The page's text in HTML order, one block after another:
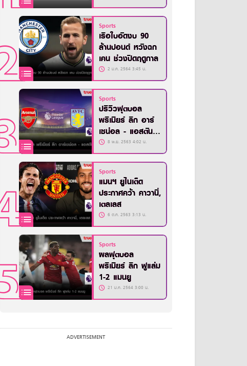
Sports
เรือใบอัดงบ 90
ล้านปอนด์ หวังฉก
เคน ช่วงปิดฤดูกาล
2 ม.ค. 2564 3:45 น.
Sports
ปรีวิวฟุตบอล
พรีเมียร์ ลีก อาร์
เซน่อล - แอสตัน
วิลล่า8 พ.ย. 2563 4:02 น.
Sports
แมนฯ ยูไนเต็ด
ประกาศคว้า คาวานี่,
เตลเลส
6 ต.ค. 2563 3:13 น.
Sports
ผลฟุตบอล
พรีเมียร์ ลีก ฟูแล่ม
1-2 แมนยู
21 ม.ค. 2564 3:00 น.